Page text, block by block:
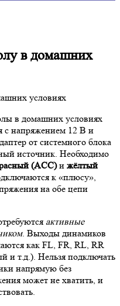
в домашних
в домашних условиях
с напряжением 12 В и
от системного блока
источник. Необходимо
(ACC)и жёлтый
к «плюсу»,
на обе цепи
активные
. Выходы динамиков
как FL, FR, RL, RR
и т.д.). Нельзя подключать
напрямую без
может не хватить, и